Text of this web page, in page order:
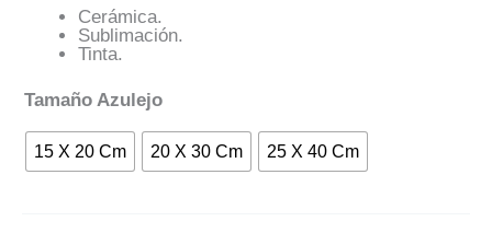
Cerámica.
Sublimación.
Tinta.
Tamaño Azulejo
15 X 20 Cm 20 X 30 Cm 25 X 40 Cm